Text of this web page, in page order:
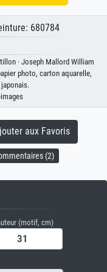
680784
· Joseph Mallord William
photo, carton aquarelle,
aux Favoris
(2)
(motif, cm)